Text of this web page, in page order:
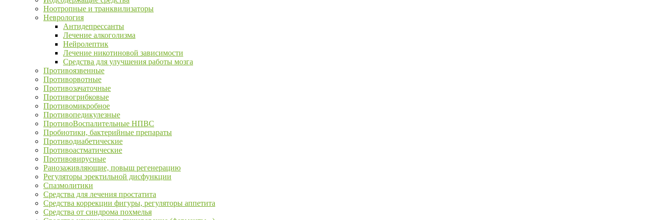
Ноотропные и транквилизаторы
Неврология
Антидепрессанты
Лечение алкоголизма
Нейролептик
Лечение никотиновой зависимости
Средства для улучшения работы мозга
Противоязвенные
Противорвотные
Противозачаточные
Противогрибковые
Противомикробное
Противопедикулезные
ПротивоВоспалительные НПВС
Пробиотики, бактерийные препараты
Противодиабетические
Противоастматические
Противовирусные
Ранозаживляющие, повыш регенерацию
Регуляторы эректильной дисфункции
Спазмолитики
Средства для лечения простатита
Средства коррекции фигуры, регуляторы аппетита
Средства от синдрома похмелья